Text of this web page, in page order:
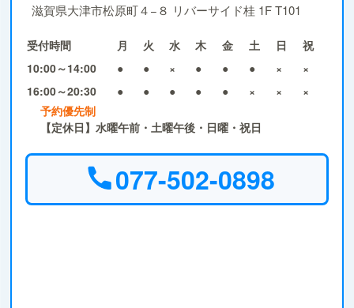
滋賀県大津市松原町４−８ リバーサイド桂 1F T101
受付時間 月 火 水 木 金 土 日
祝
10:00～14:00
● ● × ● ● ● ×
×
16:00～20:30
● ● ● ● ● × ×
×
予約優先制
【定休日】水曜午前・土曜午後・日曜・祝日
077-502-0898